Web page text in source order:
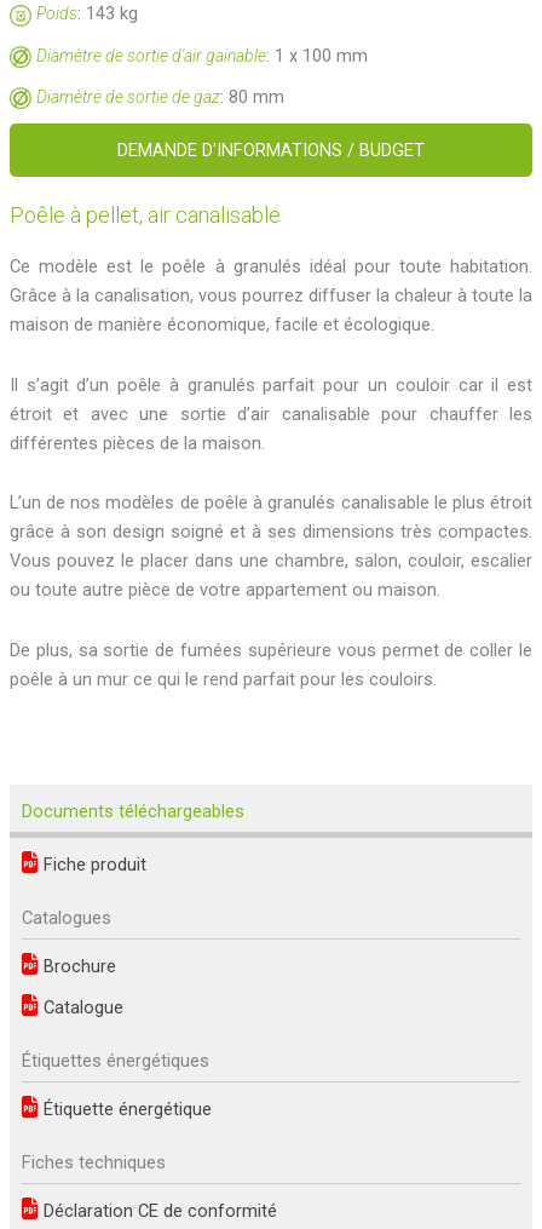
Poêle à pellet, air canalisable
Ce modèle est le poêle à granulés idéal pour toute habitation.
Grâce à la canalisation, vous pourrez diffuser la chaleur à toute la
maison de manière économique, facile et écologique.
Il s’agit d’un poêle à granulés parfait pour un couloir car il est
étroit et avec une sortie d’air canalisable pour chauffer les
différentes pièces de la maison.
L’un de nos modèles de poêle à granulés canalisable le plus étroit
grâce à son design soigné et à ses dimensions très compactes.
Vous pouvez le placer dans une chambre, salon, couloir, escalier
ou toute autre pièce de votre appartement ou maison.
De plus, sa sortie de fumées supérieure vous permet de coller le
poêle à un mur ce qui le rend parfait pour les couloirs.
Poids: 143 kg
Diamètre de sortie d'air gainable: 1 x 100 mm
Diamètre de sortie de gaz: 80 mm
DEMANDE D'INFORMATIONS / BUDGET
Documents téléchargeables
Fiche produit
Catalogues
Brochure
Catalogue
Étiquettes énergétiques
Étiquette énergétique
Fiches techniques
Déclaration CE de conformité